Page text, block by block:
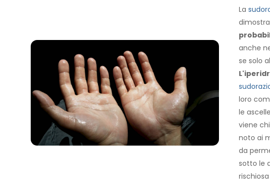
La
anche
se solo
loro
le
viene
noto ai
da
sotto le